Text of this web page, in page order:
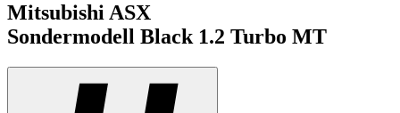
Mitsubishi ASX
Sondermodell Black 1.2 Turbo MT